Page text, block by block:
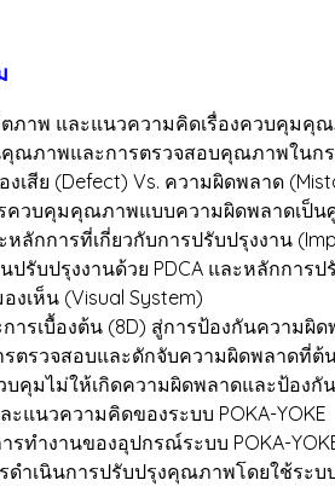
ตภาพ และแนวความคิดเรื่องควบคุมคุ
ณภาพและการตรวจสอบคุณภาพในก
งเสีย (Defect) Vs. ความผิดพลาด
ควบคุมคุณภาพแบบความผิดพลาดเป็น
ลักการที่เกี่ยวกับการปรับปรุงงาน
ปรับปรุงงานด้วย PDCA และหลักการป
งเห็น (Visual System)
ารเบื้องต้น (8D) สู่การป้องกันความผิ
ตรวจสอบและดักจับความผิดพลาดที่ต้
คุมไม่ให้เกิดความผิดพลาดและป้องกั
ะแนวความคิดของระบบ POKA-YOKE
รทำงานของอุปกรณ์ระบบ POKA-
ำเนินการปรับปรุงคุณภาพโดยใช้ระบบ